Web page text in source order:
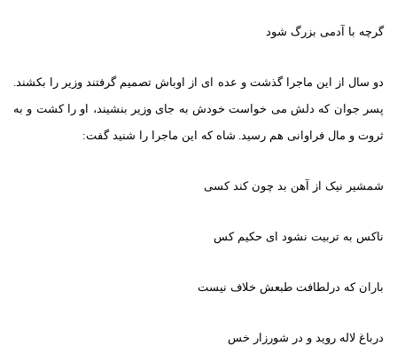
گرچه با آدمی بزرگ شود
دو سال از این ماجرا گذشت و عده ای از اوباش تصمیم گرفتند وزیر را بکشند.
پسر جوان که دلش می خواست خودش به جای وزیر بنشیند، او را کشت و به
ثروت و مال فراوانی هم رسید. شاه که این ماجرا را شنید گفت:
شمشیر نیک از آهن بد چون کند کسی
ناکس به تربیت نشود ای حکیم کس
باران که درلطافت طبعش خلاف نیست
درباغ لاله روید و در شورزار خس